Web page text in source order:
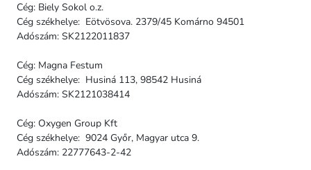
Cég: Biely Sokol o.z.
Cég székhelye: Eötvösova. 2379/45 Komárno 94501
Adószám: SK2122011837
Cég: Magna Festum
Cég székhelye: Husiná 113, 98542 Husiná
Adószám: SK2121038414
Cég: Oxygen Group Kft
Cég székhelye: 9024 Győr, Magyar utca 9.
Adószám: 22777643-2-42